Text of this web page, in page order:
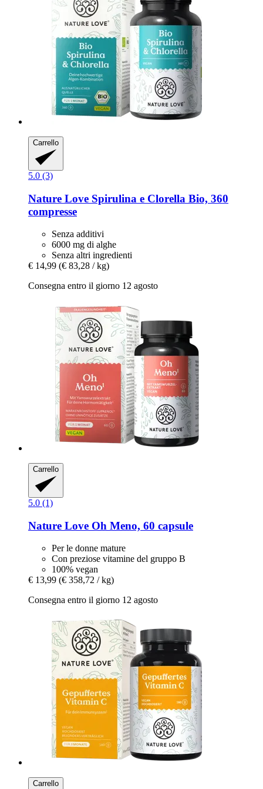
Carrello
5.0 (3)
Nature Love Spirulina e Clorella Bio, 360
compresse
Senza additivi
6000 mg di alghe
Senza altri ingredienti
€ 14,99 (€ 83,28 / kg)
Consegna entro il giorno 12 agosto
Carrello
5.0 (1)
Nature Love Oh Meno, 60 capsule
Per le donne mature
Con preziose vitamine del gruppo B
100% vegan
€ 13,99 (€ 358,72 / kg)
Consegna entro il giorno 12 agosto
Carrello